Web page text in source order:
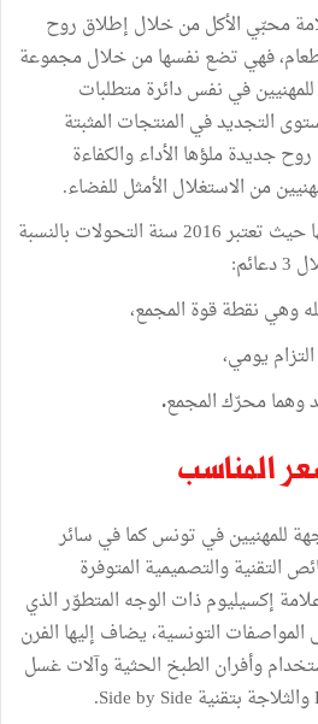
محبّي الأكلمنخلال إطلاق روح
فهي تضع نفسهامنخلالمجموعة
للمهنيينفي نفسدائرةمتطلبات
التجديدفي المنتجات المثبتة
روحجديدةملؤها الأداءوالكفاءة
من الاستغلال الأمثل للفضاء.
حيث تعتبر2016سنة التحولات بالنسبة
دعائم:
وهي نقطةقوة المجمع،
التزام يومي،
وهمامحرّكالمجمع.
المناسب
للمهنيينفي تونسكمافي سائر
التقنيةوالتصميمية المتوفرة
إكسيليومذات الوجه المتطوّرالذي
المواصفات التونسية،يضاف إليها الفرن
وأفران الطبخ الحثيةوآلاتغسل
والثلاجة بتقنية